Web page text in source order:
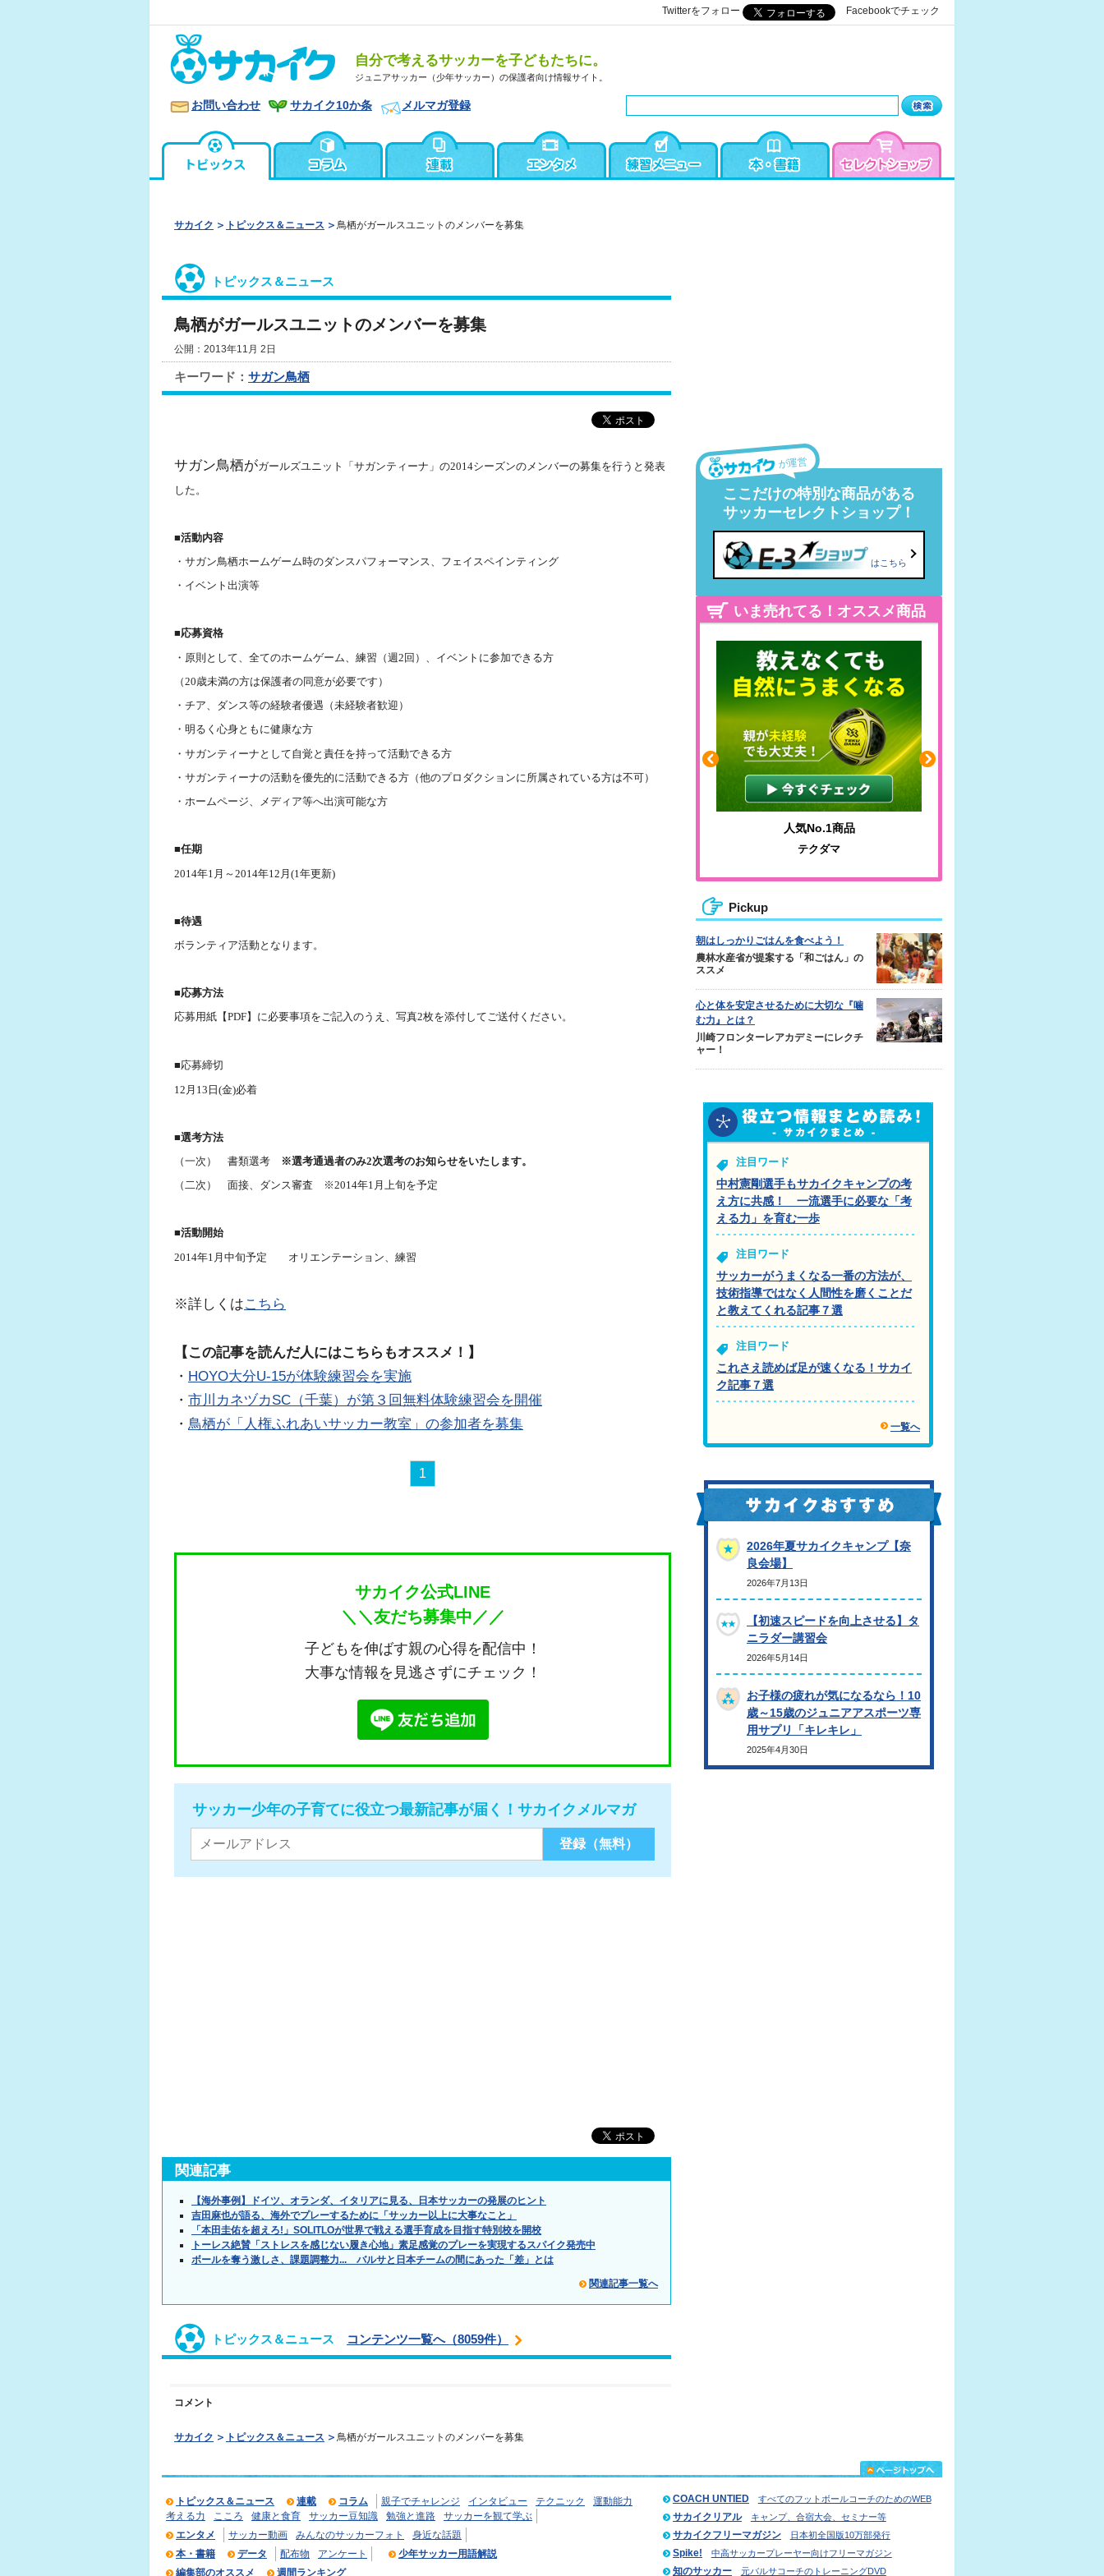
Twitterをフォロー Facebookでチェック
自分で考えるサッカーを子どもたちに。
ジュニアサッカー（少年サッカー）の保護者向け情報サイト。
お問い合わせ サカイク10か条 メルマガ登録
サカイク トピックス＆ニュース 鳥栖がガールスユニットのメンバーを募集
トピックス＆ニュース
鳥栖がガールスユニットのメンバーを募集
公開：2013年11月 2日
キーワード： サガン鳥栖
サガン鳥栖がガールズユニット「サガンティーナ」の2014シーズンのメンバーの募集を行うと発表
した。
■活動内容
・サガン鳥栖ホームゲーム時のダンスパフォーマンス、フェイスペインティング
・イベント出演等
■応募資格
・原則として、全てのホームゲーム、練習（週2回）、イベントに参加できる方
（20歳未満の方は保護者の同意が必要です）
・チア、ダンス等の経験者優遇（未経験者歓迎）
・明るく心身ともに健康な方
・サガンティーナとして自覚と責任を持って活動できる方
・サガンティーナの活動を優先的に活動できる方（他のプロダクションに所属されている方は不可）
・ホームページ、メディア等へ出演可能な方
■任期
2014年1月～2014年12月(1年更新)
■待遇
ボランティア活動となります。
■応募方法
応募用紙【PDF】に必要事項をご記入のうえ、写真2枚を添付してご送付ください。
■応募締切
12月13日(金)必着
■選考方法
（一次） 書類選考
※選考通過者のみ2次選考のお知らせをいたします。
（二次） 面接、ダンス審査 ※2014年1月上旬を予定
■活動開始
2014年1月中旬予定 オリエンテーション、練習
※詳しくはこちら
【この記事を読んだ人にはこちらもオススメ！】
・ HOYO大分U-15が体験練習会を実施
・ 市川カネヅカSC（千葉）が第３回無料体験練習会を開催
・ 鳥栖が「人権ふれあいサッカー教室」の参加者を募集
1
サカイク公式LINE
＼＼友だち募集中／／
子どもを伸ばす親の心得を配信中！
大事な情報を見逃さずにチェック！
サッカー少年の子育てに役立つ最新記事が届く！サカイクメルマガ
関連記事
【海外事例】ドイツ、オランダ、イタリアに見る、日本サッカーの発展のヒント
吉田麻也が語る、海外でプレーするために「サッカー以上に大事なこと」
「本田圭佑を超えろ!」SOLITLOが世界で戦える選手育成を目指す特別校を開校
トーレス絶賛「ストレスを感じない履き心地」素足感覚のプレーを実現するスパイク発売中
ボールを奪う激しさ、課題調整力... バルサと日本チームの間にあった「差」とは
関連記事一覧へ
トピックス＆ニュース コンテンツ一覧へ（8059件）
コメント
サカイク トピックス＆ニュース 鳥栖がガールスユニットのメンバーを募集
が運営
ここだけの特別な商品がある
サッカーセレクトショップ！
はこちら
いま売れてる！オススメ商品
人気No.1商品
テクダマ
Pickup
朝はしっかりごはんを食べよう！
農林水産省が提案する「和ごはん」の
ススメ
心と体を安定させるために大切な『噛
む力』とは？
川崎フロンターレアカデミーにレクチ
ャー！
注目ワード
中村憲剛選手もサカイクキャンプの考
え方に共感！ 一流選手に必要な「考
える力」を育む一歩
注目ワード
サッカーがうまくなる一番の方法が、
技術指導ではなく人間性を磨くことだ
と教えてくれる記事７選
注目ワード
これさえ読めば足が速くなる！サカイ
ク記事７選
一覧へ
2026年夏サカイクキャンプ【奈
良会場】
2026年7月13日
【初速スピードを向上させる】タ
ニラダー講習会
2026年5月14日
お子様の疲れが気になるなら！10
歳～15歳のジュニアアスポーツ専
用サプリ「キレキレ」
2025年4月30日
トピックス＆ニュース 連載 コラム 親子でチャレンジ インタビュー テクニック
運動能力
考える力
こころ 健康と食育 サッカー豆知識 勉強と進路
サッカーを観て学ぶ
エンタメ
サッカー動画 みんなのサッカーフォト
身近な話題
本・書籍
データ 配布物 アンケート
少年サッカー用語解説
編集部のオススメ
週間ランキング
COACH UNTIED すべてのフットボールコーチのためのWEB
サカイクリアル キャンプ、合宿大会、セミナー等
サカイクフリーマガジン 日本初全国版10万部発行
Spike! 中高サッカープレーヤー向けフリーマガジン
知のサッカー 元バルサコーチのトレーニングDVD